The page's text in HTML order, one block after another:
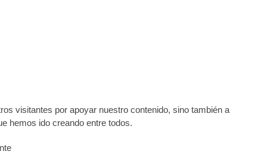
visitantes por apoyar nuestro contenido, sino también a
hemos ido creando entre todos.